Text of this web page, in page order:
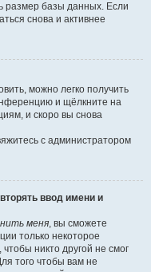
размер базы данных. Если
снова и активнее
можно легко получить
и щёлкните на
и скоро вы снова
с администратором
ввод имени и
меня, вы сможете
только некоторое
никто другой не смог
того чтобы вам не